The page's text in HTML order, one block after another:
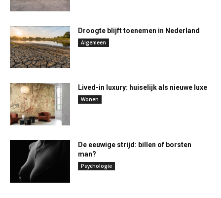
Droogte blijft toenemen in Nederland
Algemeen
Lived-in luxury: huiselijk als nieuwe luxe
Wonen
De eeuwige strijd: billen of borsten
man?
Psychologie